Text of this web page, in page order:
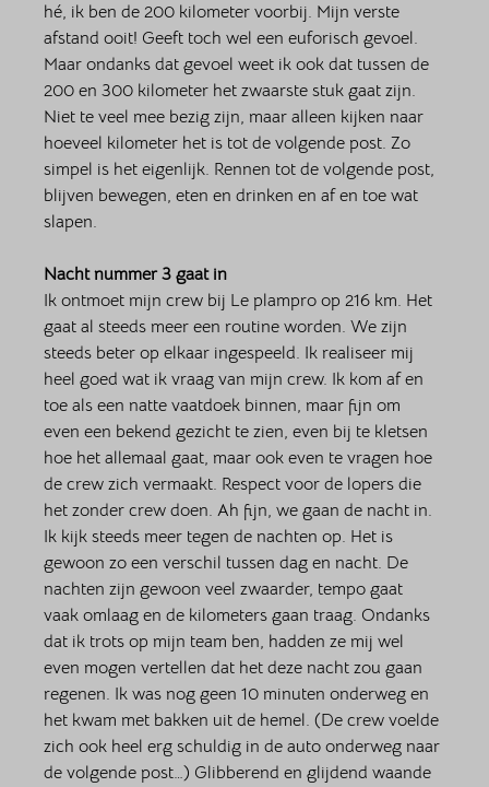
hé, ik ben de 200 kilometer voorbij. Mijn verste
afstand ooit! Geeft toch wel een euforisch gevoel.
Maar ondanks dat gevoel weet ik ook dat tussen de
200 en 300 kilometer het zwaarste stuk gaat zijn.
Niet te veel mee bezig zijn, maar alleen kijken naar
hoeveel kilometer het is tot de volgende post. Zo
simpel is het eigenlijk. Rennen tot de volgende post,
blijven bewegen, eten en drinken en af en toe wat
slapen.
Nacht nummer 3 gaat in
Ik ontmoet mijn crew bij Le plampro op 216 km. Het
gaat al steeds meer een routine worden. We zijn
steeds beter op elkaar ingespeeld. Ik realiseer mij
heel goed wat ik vraag van mijn crew. Ik kom af en
toe als een natte vaatdoek binnen, maar fijn om
even een bekend gezicht te zien, even bij te kletsen
hoe het allemaal gaat, maar ook even te vragen hoe
de crew zich vermaakt. Respect voor de lopers die
het zonder crew doen. Ah fijn, we gaan de nacht in.
Ik kijk steeds meer tegen de nachten op. Het is
gewoon zo een verschil tussen dag en nacht. De
nachten zijn gewoon veel zwaarder, tempo gaat
vaak omlaag en de kilometers gaan traag. Ondanks
dat ik trots op mijn team ben, hadden ze mij wel
even mogen vertellen dat het deze nacht zou gaan
regenen. Ik was nog geen 10 minuten onderweg en
het kwam met bakken uit de hemel. (De crew voelde
zich ook heel erg schuldig in de auto onderweg naar
de volgende post…) Glibberend en glijdend waande